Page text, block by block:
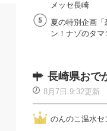
メッセ長崎
夏の特別企画
ン！ナゾのタマ
長崎県おで
8月7日 9:32更新
のんのこ温水セ